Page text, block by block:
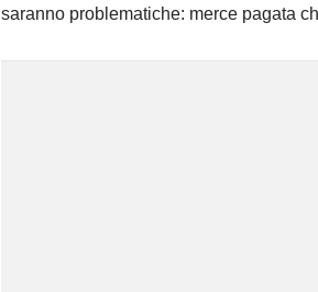
saranno problematiche: merce pagata